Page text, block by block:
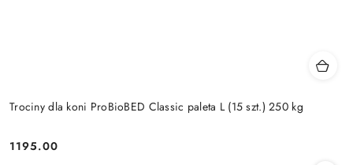
Trociny dla koni ProBioBED Classic paleta L (15 szt.) 250 kg
Cena:
1195.00